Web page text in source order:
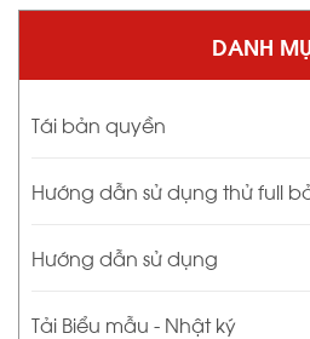
DANH
Tái bản quyền
Hướng dẫn sử dụng thử full
Hướng dẫn sử dụng
Tải Biểu mẫu - Nhật ký